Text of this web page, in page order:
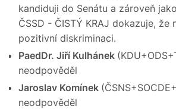
kandiduji do Senátu a zároveň
ČSSD - ČISTÝ KRAJ dokazuje, že
pozitivní diskriminaci.
PaedDr. Jiří Kulhánek
neodpověděl
Jaroslav Komínek
neodpověděl